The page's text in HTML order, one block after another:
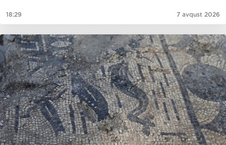
18:29 7 avqust 2026